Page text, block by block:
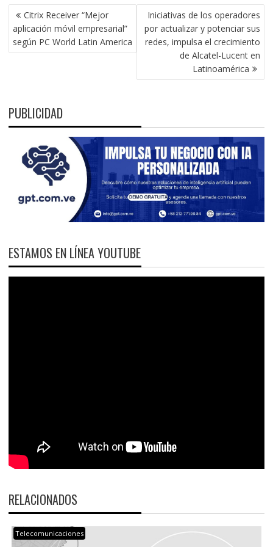
NAVEGACIÓN
DE
ENTRADAS
Citrix Receiver “Mejor
aplicación móvil empresarial”
según PC World Latin America
Iniciativas de los operadores
por actualizar y potenciar sus
redes, impulsa el crecimiento
de Alcatel-Lucent en
Latinoamérica
PUBLICIDAD
ESTAMOS EN LÍNEA YOUTUBE
RELACIONADOS
Telecomunicaciones